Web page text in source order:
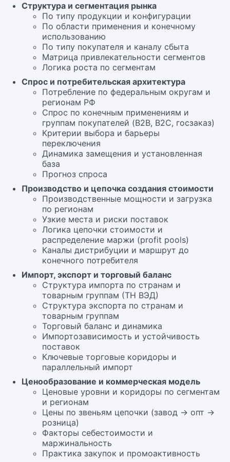
Структура и сегментация рынка
По типу продукции и конфигурации
По области применения и конечному
использованию
По типу покупателя и каналу сбыта
Матрица привлекательности сегментов
Логика роста по сегментам
Спрос и потребительская архитектура
Потребление по федеральным округам и
регионам РФ
Спрос по конечным применениям и
группам покупателей (B2B, B2C, госзаказ)
Критерии выбора и барьеры
переключения
Динамика замещения и установленная
база
Прогноз спроса
Производство и цепочка создания стоимости
Производственные мощности и загрузка
по регионам
Узкие места и риски поставок
Логика цепочки стоимости и
распределение маржи (profit pools)
Каналы дистрибуции и маршрут до
конечного потребителя
Импорт, экспорт и торговый баланс
Структура импорта по странам и
товарным группам (ТН ВЭД)
Структура экспорта по странам и
товарным группам
Торговый баланс и динамика
Импортозависимость и устойчивость
поставок
Ключевые торговые коридоры и
параллельный импорт
Ценообразование и коммерческая модель
Ценовые уровни и коридоры по сегментам
и регионам
Цены по звеньям цепочки (завод → опт →
розница)
Факторы себестоимости и
маржинальность
Практика закупок и промоактивность